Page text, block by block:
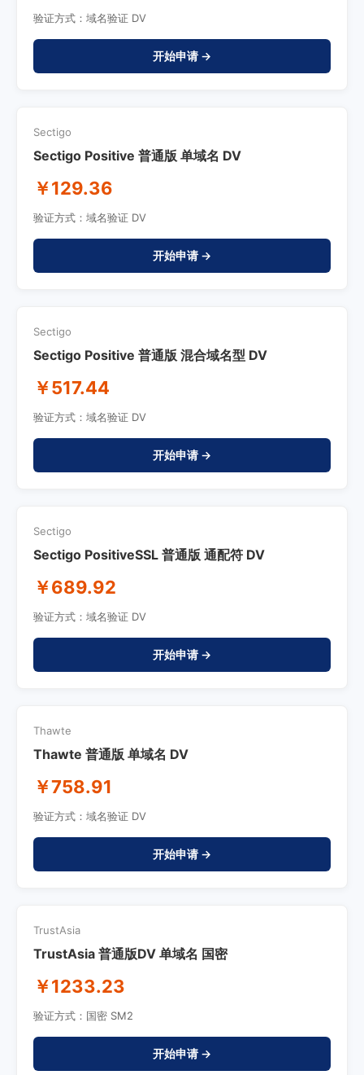
验证方式：域名验证 DV
开始申请 →
Sectigo
Sectigo Positive 普通版 单域名 DV
￥129.36
验证方式：域名验证 DV
开始申请 →
Sectigo
Sectigo Positive 普通版 混合域名型 DV
￥517.44
验证方式：域名验证 DV
开始申请 →
Sectigo
Sectigo PositiveSSL 普通版 通配符 DV
￥689.92
验证方式：域名验证 DV
开始申请 →
Thawte
Thawte 普通版 单域名 DV
￥758.91
验证方式：域名验证 DV
开始申请 →
TrustAsia
TrustAsia 普通版DV 单域名 国密
￥1233.23
验证方式：国密 SM2
开始申请 →